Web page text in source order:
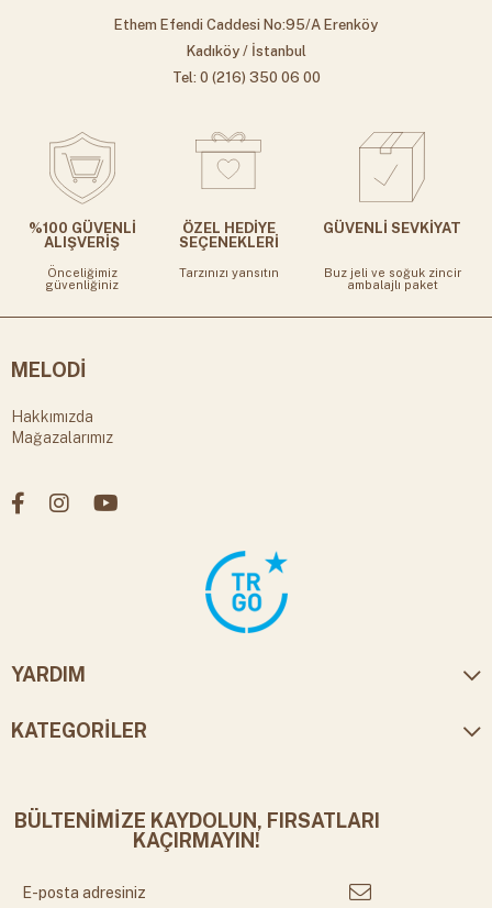
Ethem Efendi Caddesi No:95/A Erenköy
Kadıköy / İstanbul
Tel: 0 (216) 350 06 00
%100 GÜVENLİ
ALIŞVERİŞ
Önceliğimiz
güvenliğiniz
ÖZEL HEDİYE
SEÇENEKLERİ
Tarzınızı yansıtın
GÜVENLİ SEVKİYAT
Buz jeli ve soğuk zincir
ambalajlı paket
MELODİ
Hakkımızda
Mağazalarımız
YARDIM
KATEGORİLER
BÜLTENİMİZE KAYDOLUN, FIRSATLARI
KAÇIRMAYIN!